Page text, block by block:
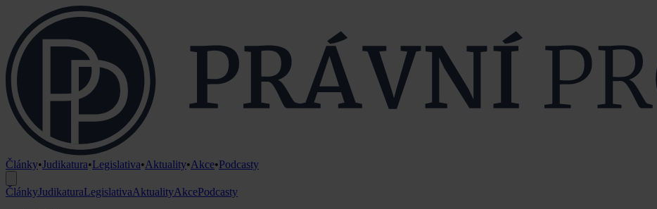
Články•Judikatura•Legislativa•Aktuality•Akce•Podcasty
ČlánkyJudikaturaLegislativaAktualityAkcePodcasty